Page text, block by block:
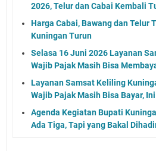
2026, Telur dan Cabai Kembali
Harga Cabai, Bawang dan Telur
Kuningan Turun
Selasa 16 Juni 2026 Layanan
Wajib Pajak Masih Bisa
Layanan Samsat Keliling
Wajib Pajak Masih Bisa Bayar,
Agenda Kegiatan Bupati
Ada Tiga, Tapi yang Bakal